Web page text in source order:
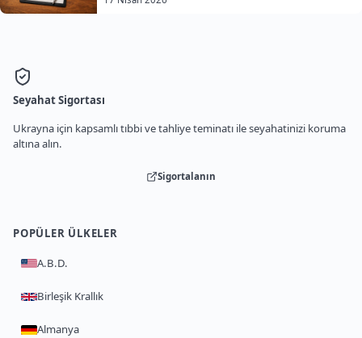
Seyahat Sigortası
Ukrayna için kapsamlı tıbbi ve tahliye teminatı ile seyahatinizi koruma
altına alın.
Sigortalanın
POPÜLER ÜLKELER
A.B.D.
Birleşik Krallık
Almanya